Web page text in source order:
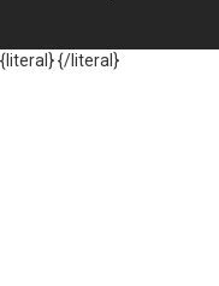
{literal}{/literal}